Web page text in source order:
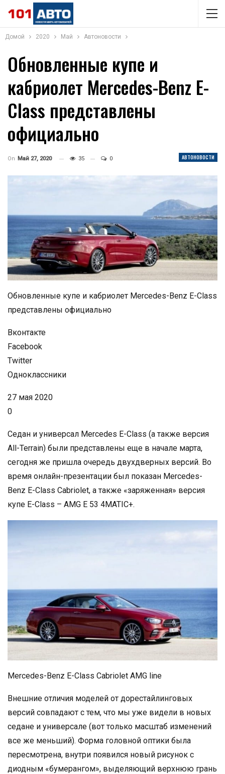
Домой 2020 Май Автоновости
Обновленные купе и
кабриолет Mercedes-Benz E-
Class представлены
официально
АВТОНОВОСТИ
On Май 27, 2020 35 0
Обновленные купе и кабриолет Mercedes-Benz E-Class
представлены официально
Вконтакте
Facebook
Twitter
Одноклассники
27 мая 2020
0
Седан и универсал Mercedes E-Class (а также версия
All-Terrain) были представлены еще в начале марта,
сегодня же пришла очередь двухдверных версий. Во
время онлайн-презентации был показан Mercedes-
Benz E-Class Cabriolet, а также «заряженная» версия
купе E-Class – AMG E 53 4MATIC+.
Mercedes-Benz E-Class Cabriolet AMG line
Внешние отличия моделей от дорестайлинговых
версий совпадают с тем, что мы уже видели в новых
седане и универсале (вот только масштаб изменений
все же меньший). Форма головной оптики была
пересмотрена, внутри появился новый рисунок с
диодным «бумерангом», выделяющий верхнюю грань